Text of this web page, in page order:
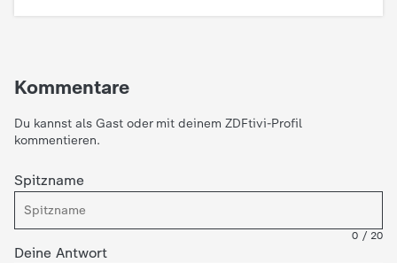
Kommentare
Du kannst als Gast oder mit deinem ZDFtivi-Profil
kommentieren.
Spitzname
0 / 20
Deine Antwort